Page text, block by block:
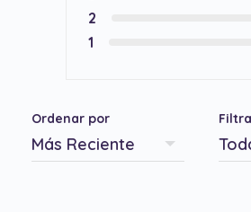
2
1
Ordenar por